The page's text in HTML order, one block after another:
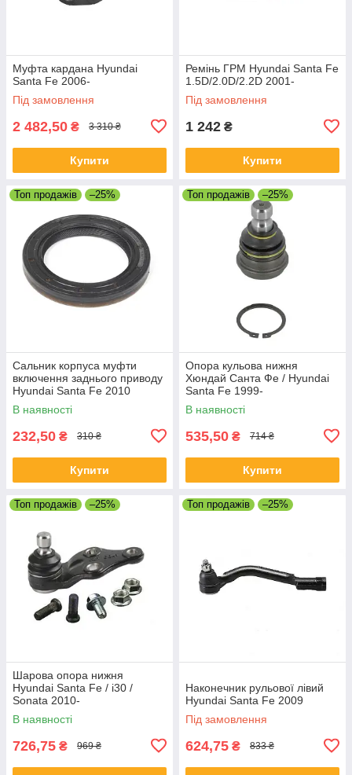
Муфта кардана Hyundai
Santa Fe 2006-
Під замовлення
2 482,50 ₴ 3 310 ₴
Купити
Ремінь ГРМ Hyundai Santa Fe
1.5D/2.0D/2.2D 2001-
Під замовлення
1 242 ₴
Купити
Топ продажів –25%
Сальник корпуса муфти
включення заднього приводу
Hyundai Santa Fe 2010
48Х70Х9.5
В наявності
232,50 ₴ 310 ₴
Купити
Топ продажів –25%
Опора кульова нижня
Хюндай Санта Фе / Hyundai
Santa Fe 1999-
В наявності
535,50 ₴ 714 ₴
Купити
Топ продажів –25%
Шарова опора нижня
Hyundai Santa Fe / i30 /
Sonata 2010-
В наявності
726,75 ₴ 969 ₴
Топ продажів –25%
Наконечник рульової лівий
Hyundai Santa Fe 2009
Під замовлення
624,75 ₴ 833 ₴